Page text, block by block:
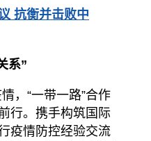
抗衡并击败中
系”
，“一带一路”合作
行。携手构筑国际
疫情防控经验交流